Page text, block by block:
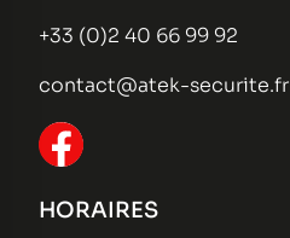
+33 (0)2 40 66 99 92
contact@atek-securite.fr
HORAIRES